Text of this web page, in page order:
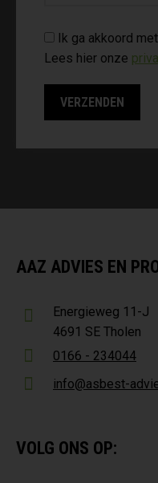
Ik ga akkoord
Lees hier onze
AAZ ADVIES EN
Energieweg 11-J
4691 SE Tholen
0166 - 234044
info@asbest-
VOLG ONS OP: